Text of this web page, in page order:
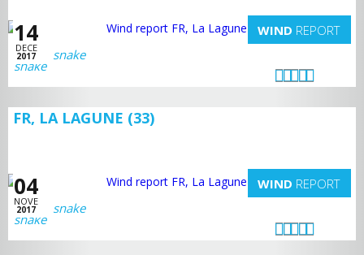
14
DECE
2017
WIND REPORT
snake
FR, LA LAGUNE (33)
04
NOVE
2017
WIND REPORT
snake